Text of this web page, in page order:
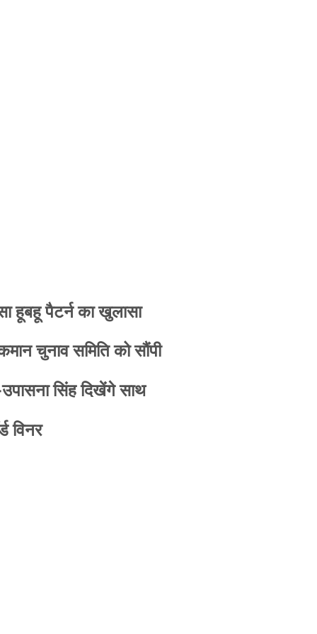
हूबहू पैटर्न का खुलासा
चुनाव समिति को सौंपी
उपासना सिंह दिखेंगे साथ
विनर